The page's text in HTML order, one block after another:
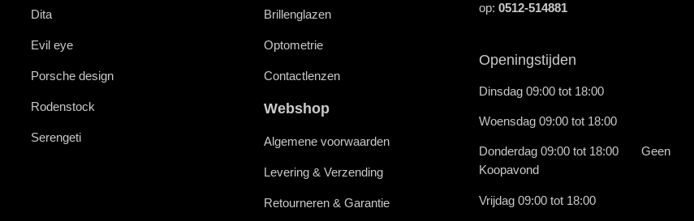
Dita
Evil eye
Porsche design
Rodenstock
Serengeti
Brillenglazen
Optometrie
Contactlenzen
Webshop
Algemene voorwaarden
Levering & Verzending
Retourneren & Garantie
op:0512-514881
Openingstijden
Dinsdag 09:00 tot 18:00
Woensdag 09:00 tot 18:00
Donderdag 09:00 tot 18:00 Geen
Koopavond
Vrijdag 09:00 tot 18:00